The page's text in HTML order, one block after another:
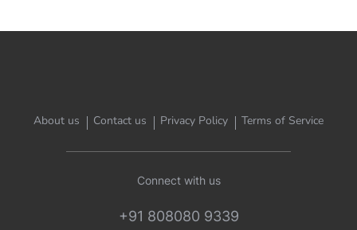
About us Contact us Privacy Policy Terms of Service
Connect with us
+91 808080 9339